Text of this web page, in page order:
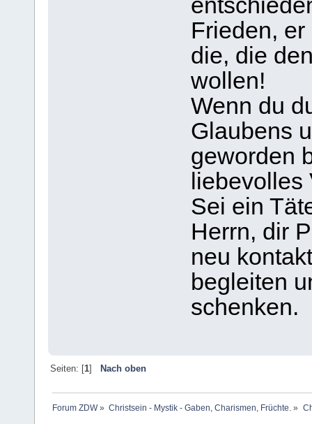
Frieden,
die, die
wollen!
Wenn du
Glaubens
geworden
Sei ein
Herrn, dir
neu
begleiten
schenken.
Seiten: [1] Nach oben
Forum ZDW» Christsein - Mystik - Gaben, Charismen, Früchte. »